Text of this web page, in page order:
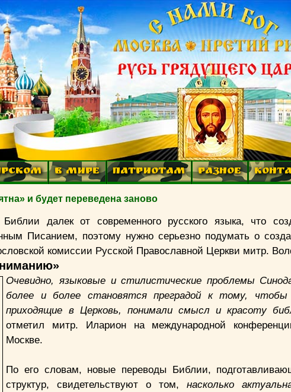
В МИРЕ ПАТРИОТАМ РАЗНОЕ
и будет переведена заново
далек от современного русского языка, что
Писанием, поэтому нужно серьезно подумать о
комиссии Русской Православной Церкви митр.
Очевидно, языковые и стилистические проблемы
более и более становятся преградой к тому,
приходящие в Церковь, понимали смысл и красоту
отметил митр. Иларион на международной
Москве.
По его словам, новые переводы Библии,
структур, свидетельствуют о том,насколько